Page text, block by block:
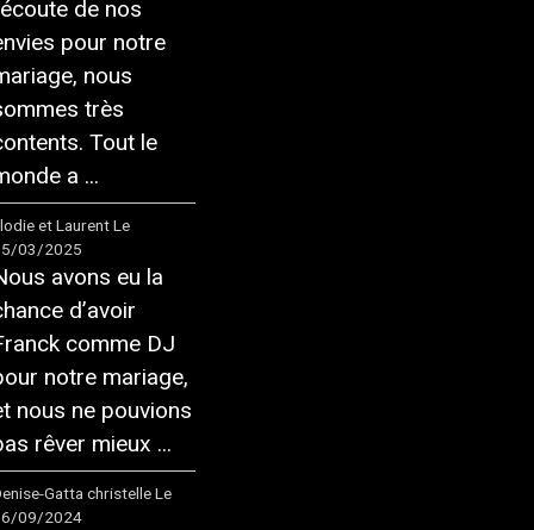
de nos
pour notre
nous
très
Tout le
a ...
et Laurent Le
03/2025
avons eu la
d’avoir
comme DJ
notre mariage,
nous ne pouvions
rêver mieux ...
Gatta christelle Le
09/2024